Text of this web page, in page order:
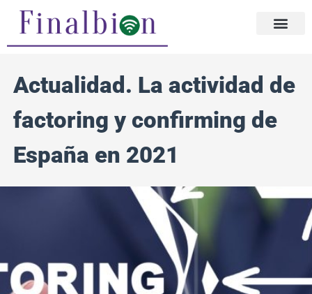
Actualidad. La actividad de
factoring y confirming de
España en 2021